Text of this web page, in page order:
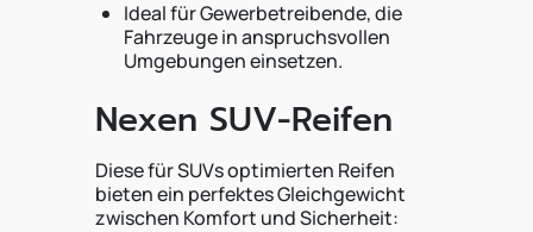
Ideal für Gewerbetreibende, die
Fahrzeuge in anspruchsvollen
Umgebungen einsetzen.
Nexen SUV-Reifen
Diese für SUVs optimierten Reifen
bieten ein perfektes Gleichgewicht
zwischen Komfort und Sicherheit: